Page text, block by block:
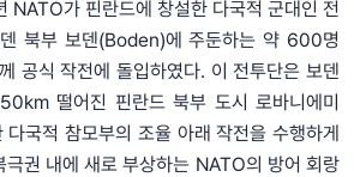
NATO가 핀란드에 창설한 다국적 군대인 전
북부 보덴(Boden)에 주둔하는 약 600명
공식 작전에 돌입하였다. 이 전투단은 보덴
떨어진 핀란드 북부 도시 로바니에미
국적 참모부의 조율 아래 작전을 수행하게
극권 내에 새로 부상하는 NATO의 방어 회랑